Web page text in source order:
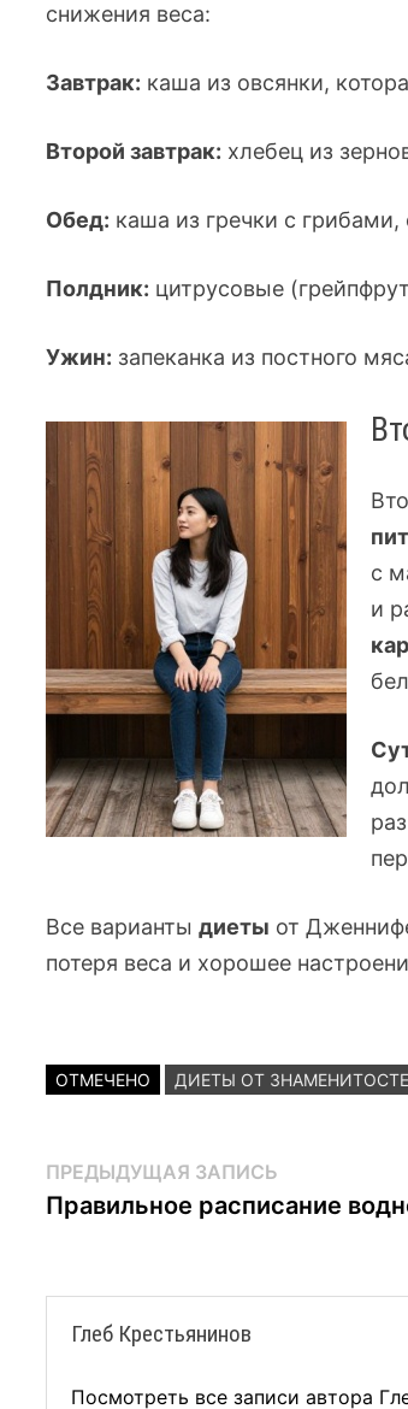
снижения веса:
Завтрак: каша из овсянки,
Второй завтрак: хлебец из
Обед: каша из гречки с
Полдник: цитрусовые
Ужин: запеканка из постного
с
и
Все вариантыдиеты от
потеря веса и хорошее
ОТМЕЧЕНО ДИЕТЫ ОТ
Навигация
по
ПРЕДЫДУЩАЯ ЗАПИСЬ
запись:
Правильное расписание
Глеб Крестьянинов
Посмотреть все записи автора